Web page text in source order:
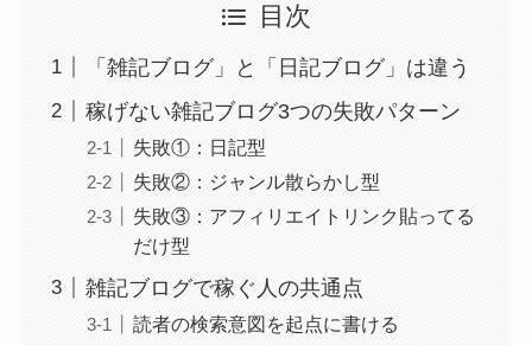
目次
「雑記ブログ」と「日記ブログ」は違う
稼げない雑記ブログ3つの失敗パターン
失敗①：日記型
失敗②：ジャンル散らかし型
失敗③：アフィリエイトリンク貼ってる
だけ型
雑記ブログで稼ぐ人の共通点
読者の検索意図を起点に書ける